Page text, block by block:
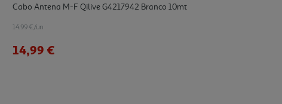
Cabo Antena M-F Qilive G4217942 Branco 10mt
14.99 €/un
14,99 €